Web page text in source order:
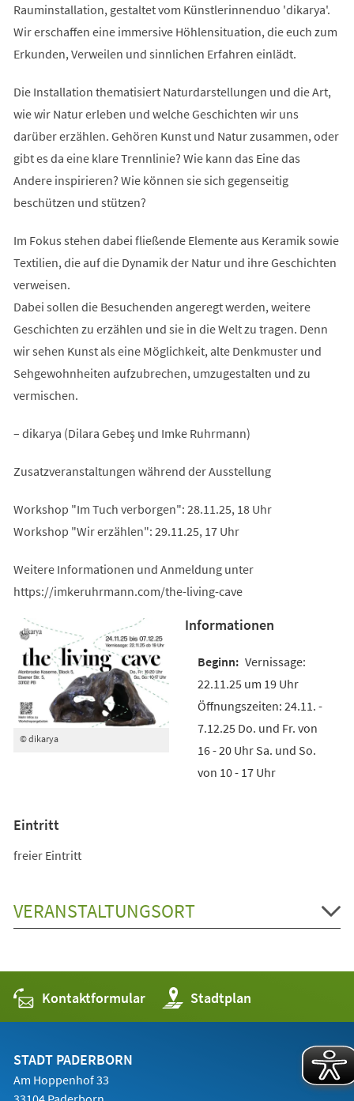
Rauminstallation, gestaltet vom Künstlerinnenduo 'dikarya'.
Wir erschaffen eine immersive Höhlensituation, die euch zum
Erkunden, Verweilen und sinnlichen Erfahren einlädt.
Die Installation thematisiert Naturdarstellungen und die Art,
wie wir Natur erleben und welche Geschichten wir uns
darüber erzählen. Gehören Kunst und Natur zusammen, oder
gibt es da eine klare Trennlinie? Wie kann das Eine das
Andere inspirieren? Wie können sie sich gegenseitig
beschützen und stützen?
Im Fokus stehen dabei fließende Elemente aus Keramik sowie
Textilien, die auf die Dynamik der Natur und ihre Geschichten
verweisen.
Dabei sollen die Besuchenden angeregt werden, weitere
Geschichten zu erzählen und sie in die Welt zu tragen. Denn
wir sehen Kunst als eine Möglichkeit, alte Denkmuster und
Sehgewohnheiten aufzubrechen, umzugestalten und zu
vermischen.
– dikarya (Dilara Gebeş und Imke Ruhrmann)
Zusatzveranstaltungen während der Ausstellung
Workshop "Im Tuch verborgen": 28.11.25, 18 Uhr
Workshop "Wir erzählen": 29.11.25, 17 Uhr
Weitere Informationen und Anmeldung unter
https://imkeruhrmann.com/the-living-cave
© dikarya
Informationen
Vernissage:
22.11.25 um 19 Uhr
Öffnungszeiten: 24.11. -
7.12.25 Do. und Fr. von
16 - 20 Uhr Sa. und So.
von 10 - 17 Uhr
Eintritt
freier Eintritt
VERANSTALTUNGSORT
Kontaktformular Stadtplan
(Öffnet
in
einem
STADT PADERBORN
Am Hoppenhof 33